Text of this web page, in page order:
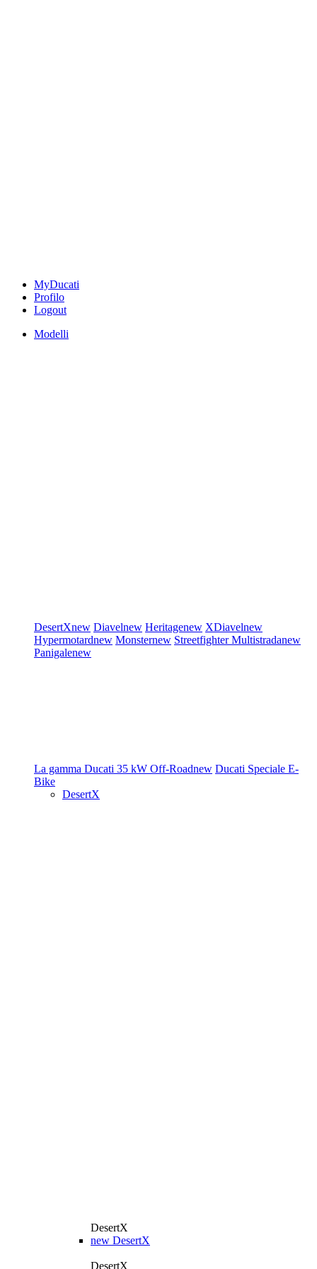
MyDucati
Profilo
Logout
Modelli
DesertXnew Diavelnew Heritagenew XDiavelnew
Hypermotardnew Monsternew StreetfighterMultistradanew
Panigalenew
La gamma Ducati 35 kW Off-Roadnew Ducati Speciale E-
Bike
DesertX
DesertX
new DesertX
DesertX